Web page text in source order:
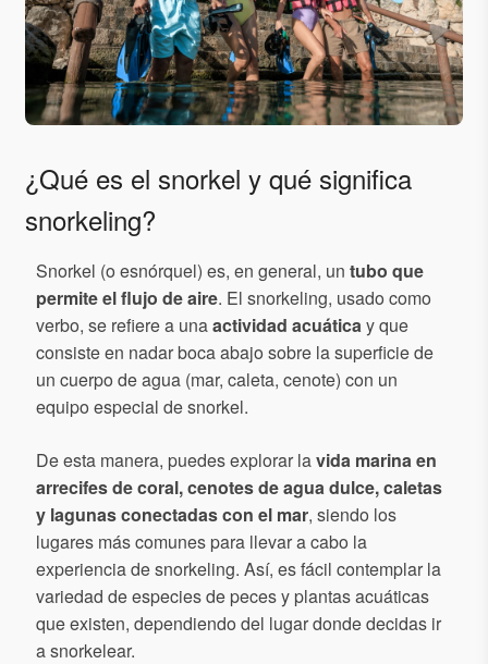
¿Qué es el snorkel y qué significa
snorkeling?
Snorkel (o esnórquel) es, en general, un tubo que
permite el flujo de aire. El snorkeling, usado como
verbo, se refiere a unaactividad acuática y que
consiste en nadar boca abajo sobre la superficie de
un cuerpo de agua (mar, caleta, cenote) con un
equipo especial de snorkel.
De esta manera, puedes explorar lavida marina en
arrecifes de coral, cenotes de agua dulce, caletas
y lagunas conectadas con el mar, siendo los
lugares más comunes para llevar a cabo la
experiencia de snorkeling. Así, es fácil contemplar la
variedad de especies de peces y plantas acuáticas
que existen, dependiendo del lugar donde decidas ir
a snorkelear.